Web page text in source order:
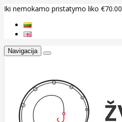
Iki nemokamo pristatymo liko €70.00
Navigacija